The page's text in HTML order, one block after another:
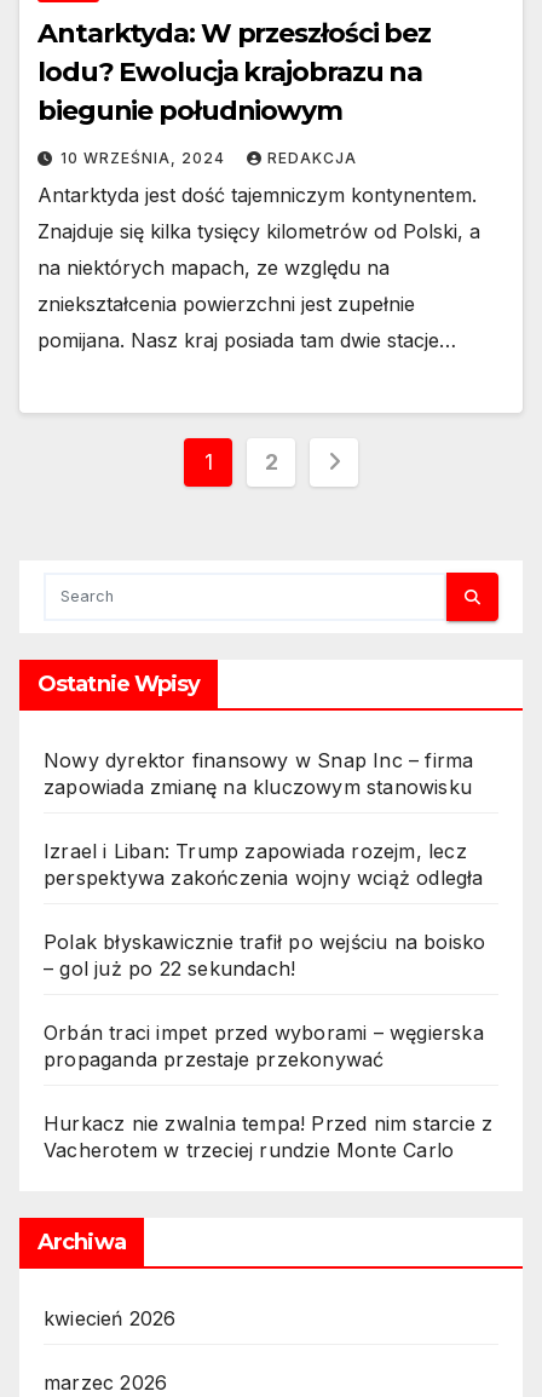
Antarktyda: W przeszłości bez
lodu? Ewolucja krajobrazu na
biegunie południowym
10 WRZEŚNIA, 2024 REDAKCJA
Antarktyda jest dość tajemniczym kontynentem.
Znajduje się kilka tysięcy kilometrów od Polski, a
na niektórych mapach, ze względu na
zniekształcenia powierzchni jest zupełnie
pomijana. Nasz kraj posiada tam dwie stacje…
Stronicowanie
1 2
Ostatnie Wpisy
Nowy dyrektor finansowy w Snap Inc – firma
zapowiada zmianę na kluczowym stanowisku
Izrael i Liban: Trump zapowiada rozejm, lecz
perspektywa zakończenia wojny wciąż odległa
Polak błyskawicznie trafił po wejściu na boisko
– gol już po 22 sekundach!
Orbán traci impet przed wyborami – węgierska
propaganda przestaje przekonywać
Hurkacz nie zwalnia tempa! Przed nim starcie z
Vacherotem w trzeciej rundzie Monte Carlo
Archiwa
kwiecień 2026
marzec 2026